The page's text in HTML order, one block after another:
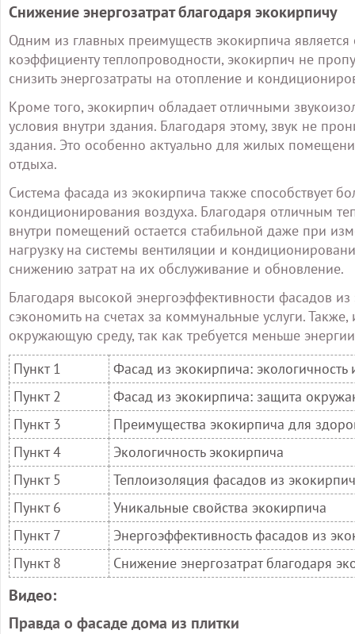
Снижение энергозатрат благодаря экокирпичу
Одним из главных преимуществ экокирпича является
коэффициенту теплопроводности, экокирпич не
снизить энергозатраты на отопление и
Кроме того, экокирпич обладает отличными
условия внутри здания. Благодаря этому, звук не
здания. Это особенно актуально для жилых
отдыха.
Система фасада из экокирпича также способствует
кондиционирования воздуха. Благодаря отличным
внутри помещений остается стабильной даже при
нагрузку на системы вентиляции и
снижению затрат на их обслуживание и обновление.
Благодаря высокой энергоэффективности фасадов
сэкономить на счетах за коммунальные услуги.
окружающую среду, так как требуется меньше
Пункт 1
Фасад из экокирпича: экологичность
Пункт 2
Фасад из экокирпича: защита
Пункт 3
Преимущества экокирпича для
Пункт 4
Экологичность экокирпича
Пункт 5
Теплоизоляция фасадов из
Пункт 6
Уникальные свойства экокирпича
Пункт 7
Энергоэффективность фасадов из
Пункт 8
Снижение энергозатрат благодаря
Видео:
Правда о фасаде дома из плитки